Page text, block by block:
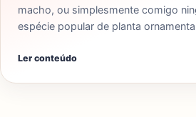
macho, ou simplesmente comigo
espécie popular de planta
Ler conteúdo